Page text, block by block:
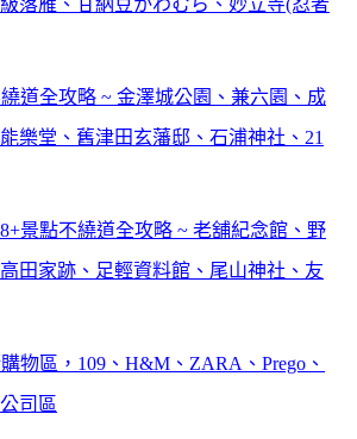
落雁、甘納豆かわむら、妙立寺(忍者
道全攻略 ~ 金澤城公園、兼六園、成
樂堂、舊津田玄藩邸、石浦神社、21
8+景點不繞道全攻略 ~ 老舖紀念館、野
田家跡、足輕資料館、尾山神社、友
物區，109、H&M、ZARA、Prego、
司區